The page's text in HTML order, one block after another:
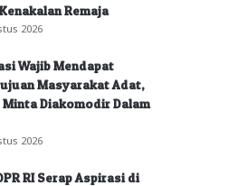
Remaja
2026
Wajib Mendapat
Masyarakat Adat,
Minta Diakomodir Dalam
2026
RI Serap Aspirasi di